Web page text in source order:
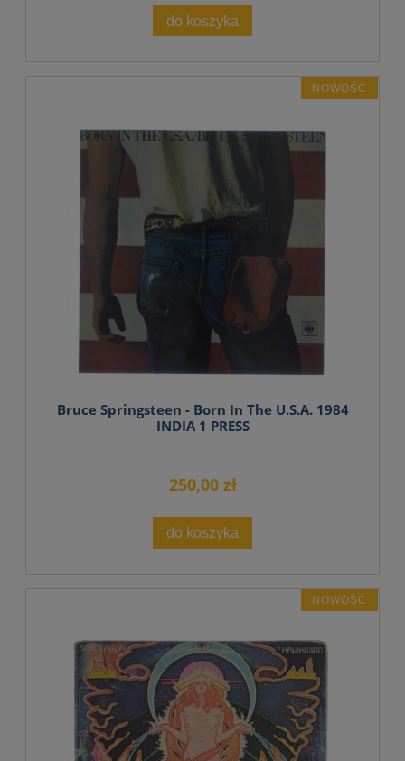
do koszyka
Bruce Springsteen - Born In The U.S.A. 1984
INDIA 1 PRESS
250,00 zł
do koszyka
NOWOŚĆ
NOWOŚĆ